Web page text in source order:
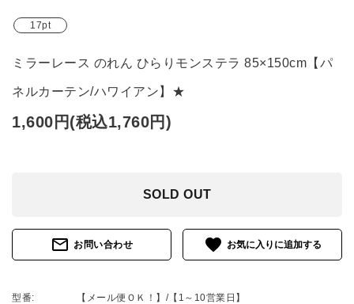
17pt
ミラーレース のれん ひらりモンステラ 85×150cm【パ
ネルカーテン/ハワイアン】★
1,600円(税込1,760円)
SOLD OUT
mail_outline お問い合わせ favorite
型番: 【メール便ＯＫ！】/【1～10営業日】